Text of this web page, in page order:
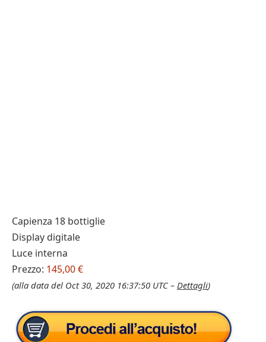
Capienza 18 bottiglie
Display digitale
Luce interna
Prezzo: 145,00 €
(alla data del Oct 30, 2020 16:37:50 UTC – Dettagli)